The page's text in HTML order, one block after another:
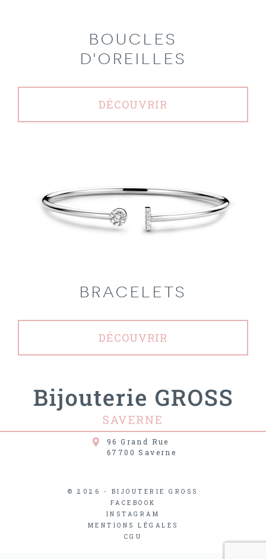
BOUCLES
D'OREILLES
DÉCOUVRIR
BRACELETS
DÉCOUVRIR
96 Grand Rue
67700Saverne
© 2026 - BIJOUTERIE GROSS
FACEBOOK
INSTAGRAM
MENTIONS LÉGALES
CGU